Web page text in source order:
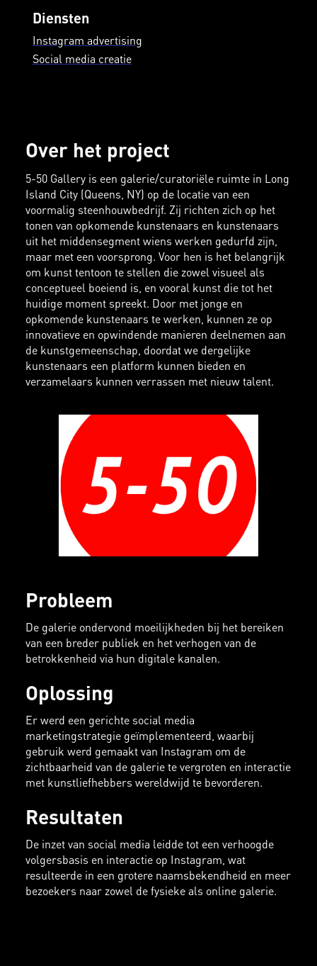
Diensten
Instagram advertising
Social media creatie
Over het project
5-50 Gallery is een galerie/curatoriële ruimte in Long
Island City (Queens, NY) op de locatie van een
voormalig steenhouwbedrijf. Zij richten zich op het
tonen van opkomende kunstenaars en kunstenaars
uit het middensegment wiens werken gedurfd zijn,
maar met een voorsprong. Voor hen is het belangrijk
om kunst tentoon te stellen die zowel visueel als
conceptueel boeiend is, en vooral kunst die tot het
huidige moment spreekt. Door met jonge en
opkomende kunstenaars te werken, kunnen ze op
innovatieve en opwindende manieren deelnemen aan
de kunstgemeenschap, doordat we dergelijke
kunstenaars een platform kunnen bieden en
verzamelaars kunnen verrassen met nieuw talent.
Probleem
De galerie ondervond moeilijkheden bij het bereiken
van een breder publiek en het verhogen van de
betrokkenheid via hun digitale kanalen.
Oplossing
Er werd een gerichte social media
marketingstrategie geïmplementeerd, waarbij
gebruik werd gemaakt van Instagram om de
zichtbaarheid van de galerie te vergroten en interactie
met kunstliefhebbers wereldwijd te bevorderen.
Resultaten
De inzet van social media leidde tot een verhoogde
volgersbasis en interactie op Instagram, wat
resulteerde in een grotere naamsbekendheid en meer
bezoekers naar zowel de fysieke als online galerie.